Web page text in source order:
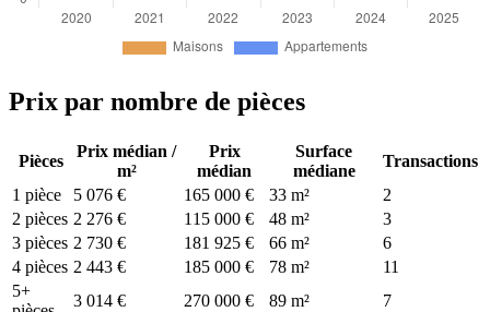
Prix par nombre de pièces
Pièces
Prix médian /
m²
Prix
médian
Surface
médiane
Transactions
1 pièce
5 076 € 165 000 € 33 m²
2
2 pièces 2 276 € 115 000 € 48 m²
3
3 pièces 2 730 € 181 925 € 66 m²
6
4 pièces 2 443 € 185 000 € 78 m²
11
5+
3 014 € 270 000 € 89 m² 7